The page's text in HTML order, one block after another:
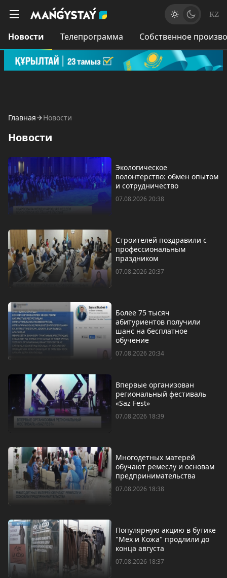
KZ
Новости Телепрограмма Собственное
Главная Новости
Новости
Экологическое
волонтерство: обмен опытом
и сотрудничество
07.08.2026 20:38
Строителей поздравили с
профессиональным
праздником
07.08.2026 20:37
Более 75 тысяч
абитуриентов получили
шанс на бесплатное
обучение
07.08.2026 20:34
Впервые организован
региональный фестиваль
«Saz Fest»
07.08.2026 18:39
Многодетных матерей
обучают ремеслу и основам
предпринимательства
07.08.2026 18:38
Популярную акцию в бутике
"Мех и Кожа" продлили до
конца августа
07.08.2026 18:37